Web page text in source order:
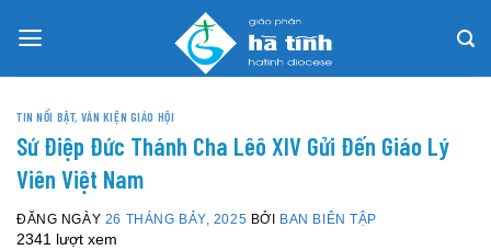
TIN NỔI BẬT, VĂN KIỆN GIÁO HỘI
Sứ Điệp Đức Thánh Cha Lêô XIV Gửi Đến Giáo Lý
Viên Việt Nam
ĐĂNG NGÀY 26 THÁNG BẢY, 2025 BỞI BAN BIÊN TẬP
2341 lượt xem